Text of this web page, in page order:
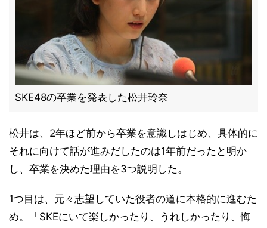
SKE48の卒業を発表した松井玲奈
松井は、2年ほど前から卒業を意識しはじめ、具体的に
それに向けて話が進みだしたのは1年前だったと明か
し、卒業を決めた理由を3つ説明した。
1つ目は、元々志望していた役者の道に本格的に進むた
め。「SKEにいて楽しかったり、うれしかったり、悔